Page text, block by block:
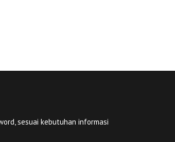
sesuai kebutuhan informasi